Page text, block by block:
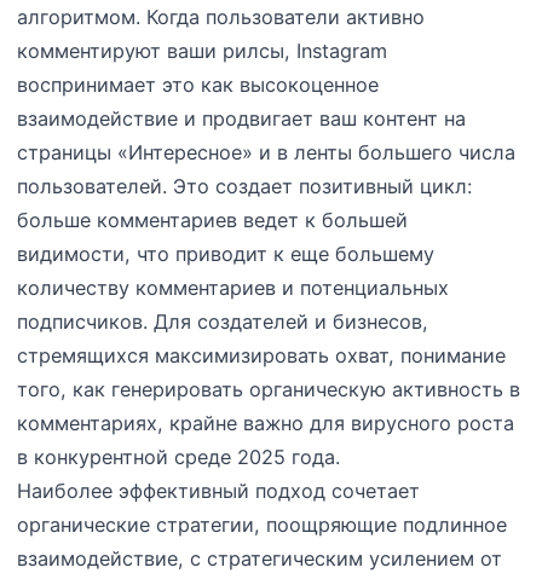
алгоритмом. Когда пользователи активно
комментируют ваши рилсы, Instagram
воспринимает это как высокоценное
взаимодействие и продвигает ваш контент на
страницы «Интересное» и в ленты большего числа
пользователей. Это создает позитивный цикл:
больше комментариев ведет к большей
видимости, что приводит к еще большему
количеству комментариев и потенциальных
подписчиков. Для создателей и бизнесов,
стремящихся максимизировать охват, понимание
того, как генерировать органическую активность в
комментариях, крайне важно для вирусного роста
в конкурентной среде 2025 года.
Наиболее эффективный подход сочетает
органические стратегии, поощряющие подлинное
взаимодействие, с стратегическим усилением от